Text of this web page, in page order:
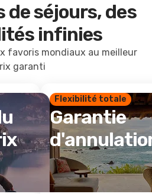
de séjours, des
infinies
favoris mondiaux au meilleur
garanti
Flexibilité totale
Garantie